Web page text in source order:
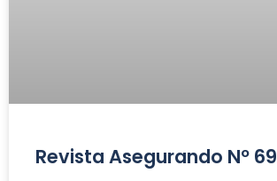
Revista Asegurando Nº 69